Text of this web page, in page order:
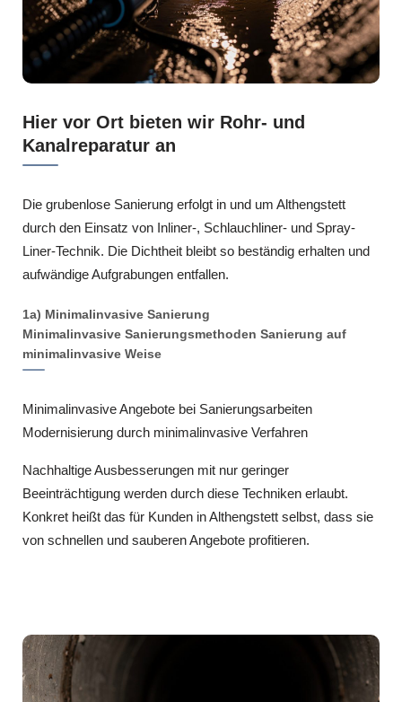
Hier vor Ort bieten wir Rohr- und
Kanalreparatur an
Die grubenlose Sanierung erfolgt in und um Althengstett
durch den Einsatz von Inliner-, Schlauchliner- und Spray-
Liner-Technik. Die Dichtheit bleibt so beständig erhalten und
aufwändige Aufgrabungen entfallen.
1a) Minimalinvasive Sanierung
Minimalinvasive Sanierungsmethoden Sanierung auf
minimalinvasive Weise
Minimalinvasive Angebote bei Sanierungsarbeiten
Modernisierung durch minimalinvasive Verfahren
Nachhaltige Ausbesserungen mit nur geringer
Beeinträchtigung werden durch diese Techniken erlaubt.
Konkret heißt das für Kunden in Althengstett selbst, dass sie
von schnellen und sauberen Angebote profitieren.